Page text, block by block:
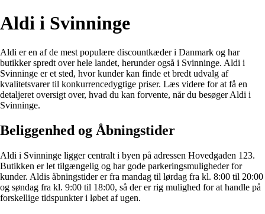
Aldi i Svinninge
Aldi er en af de mest populære discountkæder i Danmark og har
butikker spredt over hele landet, herunder også i Svinninge. Aldi i
Svinninge er et sted, hvor kunder kan finde et bredt udvalg af
kvalitetsvarer til konkurrencedygtige priser. Læs videre for at få en
detaljeret oversigt over, hvad du kan forvente, når du besøger Aldi i
Svinninge.
Beliggenhed og Åbningstider
Aldi i Svinninge ligger centralt i byen på adressen Hovedgaden 123.
Butikken er let tilgængelig og har gode parkeringsmuligheder for
kunder. Aldis åbningstider er fra mandag til lørdag fra kl. 8:00 til 20:00
og søndag fra kl. 9:00 til 18:00, så der er rig mulighed for at handle på
forskellige tidspunkter i løbet af ugen.